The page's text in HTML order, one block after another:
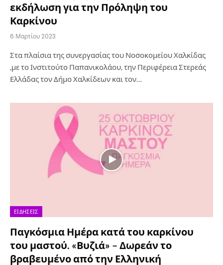
εκδήλωση για την Πρόληψη του
Καρκίνου
6 Μαρτίου 2023
Στα πλαίσια της συνεργασίας του Νοσοκομείου Χαλκίδας
,με το Ινστιτούτο Παπανικολάου, την Περιφέρεια Στερεάς
Ελλάδας τον Δήμο Χαλκίδεων και τον…
ΕΙΔΉΣΕΙΣ
Παγκόσμια Ημέρα κατά του καρκίνου
του μαστού. «Βυζιά» – Δωρεάν το
βραβευμένο από την Ελληνική